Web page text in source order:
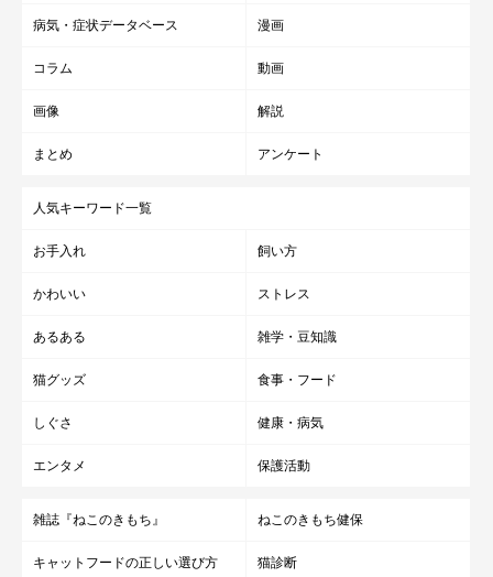
病気・症状データベース 漫画
コラム 動画
画像 解説
まとめ アンケート
人気キーワード一覧
お手入れ 飼い方
かわいい ストレス
あるある 雑学・豆知識
猫グッズ 食事・フード
しぐさ 健康・病気
エンタメ 保護活動
雑誌『ねこのきもち』 ねこのきもち健保
キャットフードの正しい選び方 猫診断